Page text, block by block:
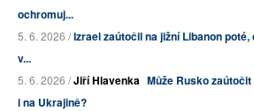
ochromuj...
5. 6. 2026 /Izrael zaútočil na jižní Libanon
v...
5. 6. 2026 /Jiří Hlavenka Může Rusko
i na Ukrajině?